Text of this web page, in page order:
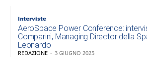
Interviste
AeroSpace Power Conference:
Comparini, Managing Director della
Leonardo
REDAZIONE - 3 GIUGNO 2025